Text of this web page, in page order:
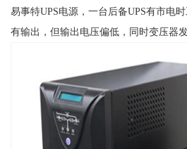
易事特UPS电源，一台后备UPS有市电
有输出，但输出电压偏低，同时变压器